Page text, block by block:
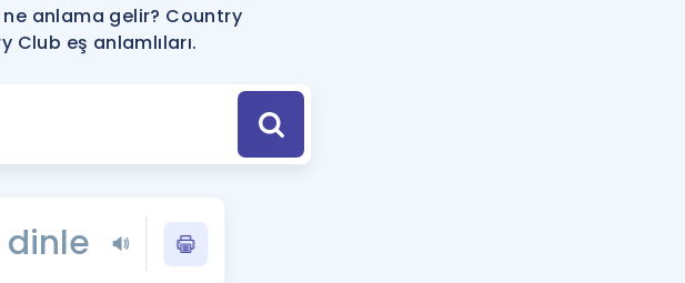
YDS ve YÖKDİL'e Hazırlananlar için Öneriler
Tüm ÖSYM Sınavları Tek Takvimde
Blog
YDS - YÖKDİL Tüm Sınavlarla İlgili Haberler
anlama gelir? Country
Club eş anlamlıları.
dinle